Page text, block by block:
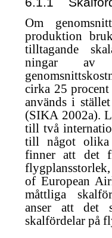
Om
produktion
tilltagande
ningar av
cirka 25
används i
(SIKA 2002a).
till två
till något olika
finner att det
flygplansstorlek,
of European
måttliga
anser att det
skalfördelar på